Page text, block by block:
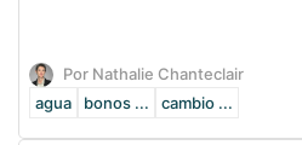
Por Nathalie Chanteclair
agua
bonos ... cambio ...